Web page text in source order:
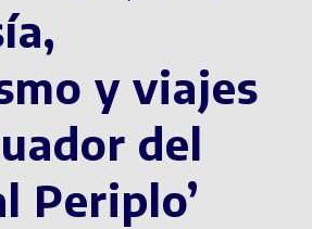
y viajes
del
Periplo’